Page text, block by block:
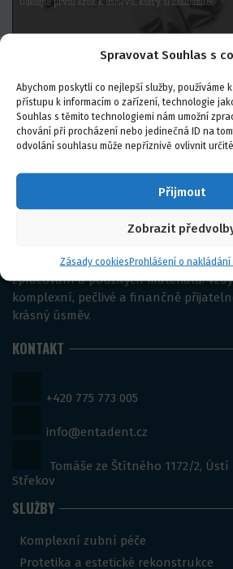
Spravovat Souhlas s
Abychom poskytli co nejlepší služby, používáme
přístupu k informacím o zařízení, technologie
Souhlas s těmito technologiemi nám umožní
chování při procházení nebo jedinečná ID na
odvolání souhlasu může nepříznivě ovlivnit
Přijmout
Zobrazit
Zásady cookiesProhlášení o nakládání
Ústí nad Labem. Klademe maximální
zpracování a použitých materiálů.
komplexní, pečlivé a finančně
krásný úsměv.
KONTAKT
+420 775 773 005
info@entadent.cz
Tomáše ze Štítného 1172/2,
Střekov
SLUŽBY
Komplexní zubní péče
Protetika a estetické rekonstrukce